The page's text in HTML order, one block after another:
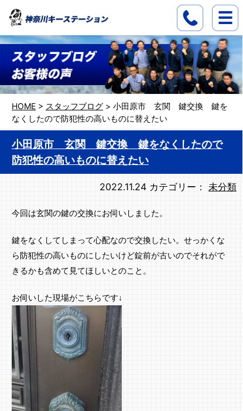
HOME > スタッフブログ > 小田原市 玄関 鍵交換 鍵を
なくしたので防犯性の高いものに替えたい
小田原市 玄関 鍵交換 鍵をなくしたので
防犯性の高いものに替えたい
2022.11.24 カテゴリー： 未分類
今回は玄関の鍵の交換にお伺いしました。
鍵をなくしてしまって心配なので交換したい。せっかくな
ら防犯性の高いものにしたいけど錠前が古いのでそれがで
きるかも含めて見てほしいとのこと。
お伺いした現場がこちらです↓